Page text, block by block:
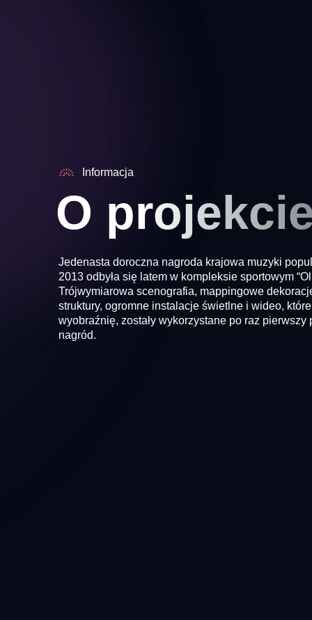
Informacja
O
Jedenasta doroczna nagroda krajowa muzyki
2013 odbyła się latem w kompleksie sportowym
Trójwymiarowa scenografia, mappingowe
struktury, ogromne instalacje świetlne i wideo,
wyobraźnię, zostały wykorzystane po raz pierwszy
nagród.